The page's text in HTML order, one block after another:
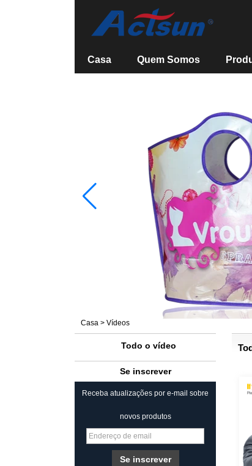
Casa Quem Somos
Casa > Vídeos
Todo o vídeo
Se inscrever
Receba atualizações por e-mail sobre
novos produtos